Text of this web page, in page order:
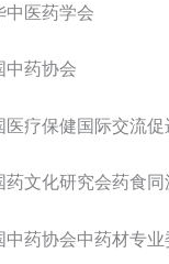
药学会
协会
健国际交流促
研究会药食同源
会中药材专业